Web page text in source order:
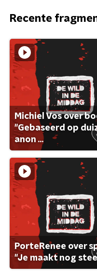
Recente
Michiel Vos over
"Gebaseerd op
anon ...
PorteRenee over
"Je maakt nog